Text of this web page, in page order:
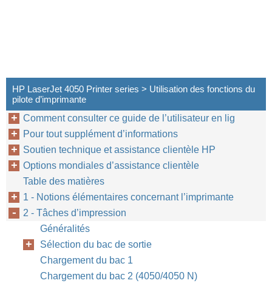
FR
HP LaserJet 4050 Printer series > Utilisation des fonctions du
pilote d’imprimante
Comment consulter ce guide de l’utilisateur en lig
Pour tout supplément d’informations
Soutien technique et assistance clientèle HP
Options mondiales d’assistance clientèle
Table des matières
1 - Notions élémentaires concernant l’imprimante
2 - Tâches d’impression
Généralités
Sélection du bac de sortie
Chargement du bac 1
Chargement du bac 2 (4050/4050 N)